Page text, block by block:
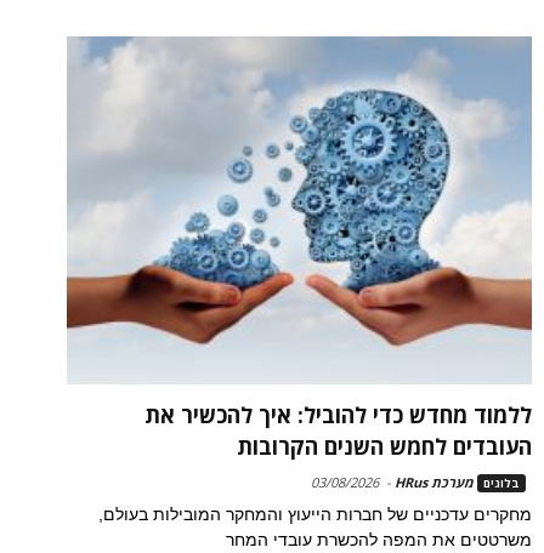
ללמוד מחדש כדי להוביל: איך להכשיר את
העובדים לחמש השנים הקרובות
בלוגים מערכת HRus -
03/08/2026
מחקרים עדכניים של חברות הייעוץ והמחקר המובילות בעולם,
משרטטים את המפה להכשרת עובדי המחר